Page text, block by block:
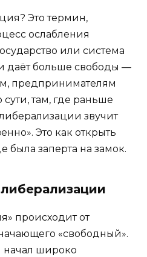
Это термин,
ослабления
или система
даёт больше свободы —
предпринимателям
там, где раньше
звучит
Это как открыть
была заперта на замок.
происходит от
«свободный».
начал широко